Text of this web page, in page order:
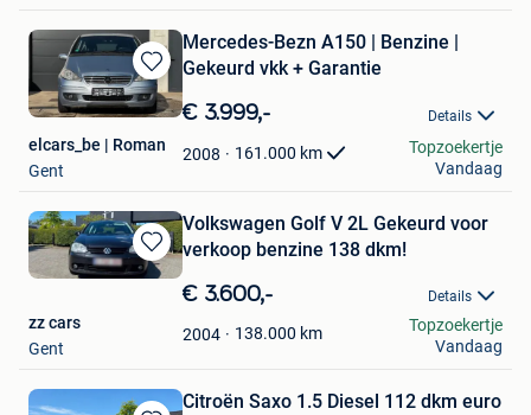
Bewaren
in
Favorieten
Mercedes-Bezn A150 | Benzine |
Gekeurd vkk + Garantie
€ 3.999,- Details
2008 161.000 km
elcars_be | Roman
Gent
Topzoekertje
Vandaag
Bewaren
Favorieten
Volkswagen Golf V 2L Gekeurd voor
verkoop benzine 138 dkm!
€ 3.600,- Details
2004 138.000 km
zz cars
Gent
Topzoekertje
Vandaag
Citroën Saxo 1.5 Diesel 112 dkm euro